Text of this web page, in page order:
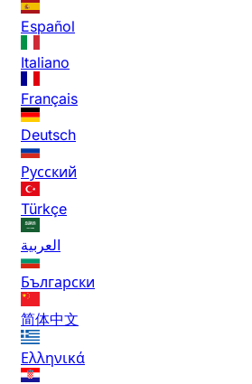
Español
Italiano
Français
Deutsch
Русский
Türkçe
العربية
Български
简体中文
Ελληνικά